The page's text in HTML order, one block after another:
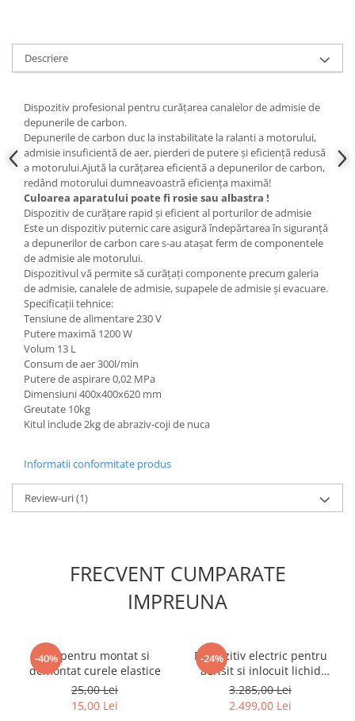
Alfa romeo
Bmw
Chevrolet
Chrysler
Citroen
Dacia
Fiat
Ford
Jaguar
Jeep
Lancia
Land Rover
Mazda
Mercedes
Mini
Nissan
Opel
Saab
Seat
Scule pentru tinichigerie
Scule Pneumatice
Accesorii Pneumatice
Alte scule pneumatice
Descriere
Dispozitiv profesional pentru curățarea canalelor de admisie de
depunerile de carbon.
Depunerile de carbon duc la instabilitate la ralanti a motorului,
admisie insuficientă de aer, pierderi de putere și eficiență redusă
a motorului.Ajută la curățarea eficientă a depunerilor de carbon,
redând motorului dumneavoastră eficiența maximă!
Culoarea aparatului poate fi rosie sau albastra !
Dispozitiv de curățare rapid și eficient al porturilor de admisie
Este un dispozitiv puternic care asigură îndepărtarea în siguranță
a depunerilor de carbon care s-au atașat ferm de componentele
de admisie ale motorului.
Dispozitivul vă permite să curățați componente precum galeria
de admisie, canalele de admisie, supapele de admisie și evacuare.
Specificații tehnice:
Tensiune de alimentare 230 V
Putere maximă 1200 W
Volum 13 L
Consum de aer 300l/min
Putere de aspirare 0,02 MPa
Dimensiuni 400x400x620 mm
Greutate 10kg
Kitul include 2kg de abraziv-coji de nuca
Informatii conformitate produs
Review-uri(1)
FRECVENT CUMPARATE
IMPREUNA
-40%
Set pentru montat si
demontat curele elastice
25,00 Lei
15,00 Lei
-24%
Dispozitiv electric pentru
aerisit si inlocuit lichid
frana cu adaptoare
3.285,00 Lei
2.499,00 Lei